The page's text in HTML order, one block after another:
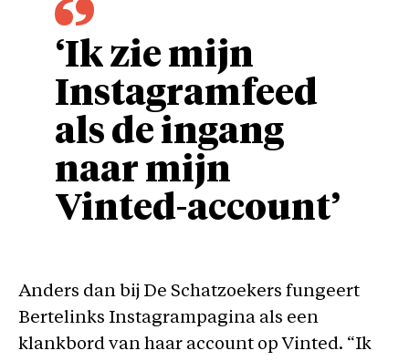
‘Ik zie mijn
Instagramfeed
als de ingang
naar mijn
Vinted-account’
Anders dan bij De Schatzoekers fungeert
Bertelinks Instagrampagina als een
klankbord van haar account op Vinted. “Ik